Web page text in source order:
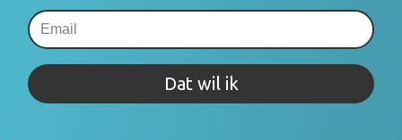
Dat wil ik